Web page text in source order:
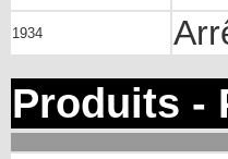
1934
Produits -